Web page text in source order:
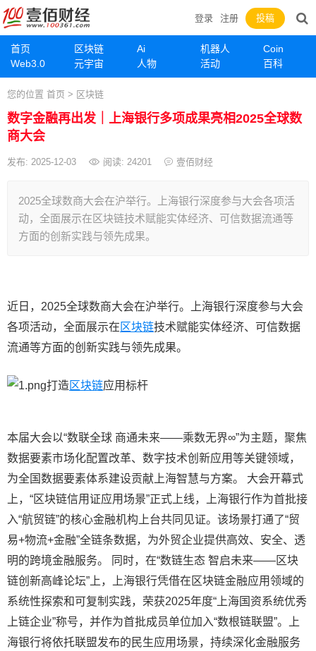
首页 区块链 Ai 机器人
Coin
Web3.0
元宇宙 人物 活动 百科
登录 注册 投稿
您的位置 首页 > 区块链
数字金融再出发｜上海银行多项成果亮相2025全球数
商大会
发布: 2025-12-03 阅读: 24201 壹佰财经
2025全球数商大会在沪举行。上海银行深度参与大会各项活
动，全面展示在区块链技术赋能实体经济、可信数据流通等
方面的创新实践与领先成果。
近日，2025全球数商大会在沪举行。上海银行深度参与大会
各项活动，全面展示在 区块链技术赋能实体经济、可信数据
流通等方面的创新实践与领先成果。
打造区块链应用标杆
本届大会以“数联全球 商通未来——乘数无界∞”为主题，聚焦
数据要素市场化配置改革、数字技术创新应用等关键领域，
为全国数据要素体系建设贡献上海智慧与方案。 大会开幕式
上，“区块链信用证应用场景”正式上线，上海银行作为首批接
入“航贸链”的核心金融机构上台共同见证。该场景打通了“贸
易+物流+金融”全链条数据，为外贸企业提供高效、安全、透
明的跨境金融服务。 同时，在“数链生态 智启未来——区块
链创新高峰论坛”上，上海银行凭借在区块链金融应用领域的
系统性探索和可复制实践，荣获2025年度“上海国资系统优秀
上链企业”称号，并作为首批成员单位加入“数根链联盟”。上
海银行将依托联盟发布的民生应用场景，持续深化金融服务